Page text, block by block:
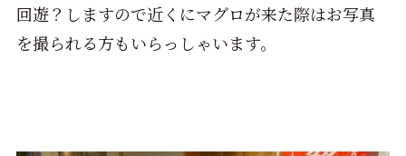
回遊？しますので近くにマグロが来た際はお写真
を撮られる方もいらっしゃいます。